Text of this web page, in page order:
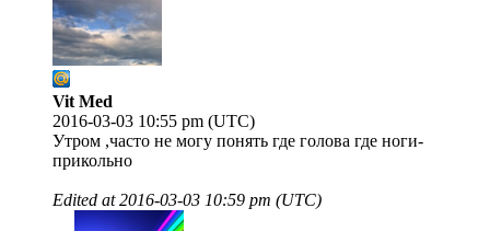
Vit Med
2016-03-03 10:55 pm (UTC)
Утром ,часто не могу понять где голова где ноги-
прикольно
Edited at2016-03-03 10:59 pm (UTC)